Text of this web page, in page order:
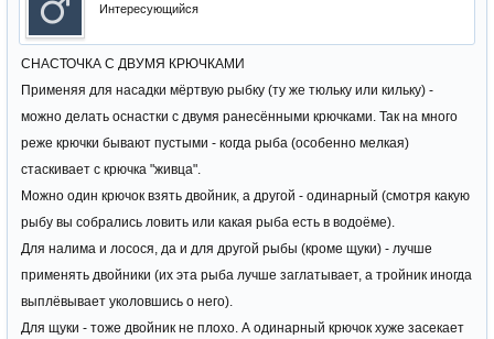
Интересующийся
СНАСТОЧКА С ДВУМЯ КРЮЧКАМИ
Применяя для насадки мёртвую рыбку (ту же тюльку или кильку) -
можно делать оснастки с двумя ранесёнными крючками. Так на много
реже крючки бывают пустыми - когда рыба (особенно мелкая)
стаскивает с крючка "живца".
Можно один крючок взять двойник, а другой - одинарный (смотря какую
рыбу вы собрались ловить или какая рыба есть в водоёме).
Для налима и лосося, да и для другой рыбы (кроме щуки) - лучше
применять двойники (их эта рыба лучше заглатывает, а тройник иногда
выплёвывает уколовшись о него).
Для щуки - тоже двойник не плохо. А одинарный крючок хуже засекает